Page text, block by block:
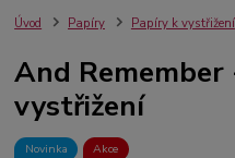
Úvod Papíry Papíry k vystřižení
And
vystřižení
Novinka Akce